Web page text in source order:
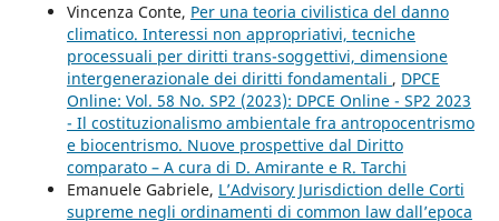
Vincenza Conte, Per una teoria civilistica del danno
climatico. Interessi non appropriativi, tecniche
processuali per diritti trans-soggettivi, dimensione
intergenerazionale dei diritti fondamentali , DPCE
Online: Vol. 58 No. SP2 (2023): DPCE Online - SP2 2023
- Il costituzionalismo ambientale fra antropocentrismo
e biocentrismo. Nuove prospettive dal Diritto
comparato – A cura di D. Amirante e R. Tarchi
Emanuele Gabriele, L’Advisory Jurisdiction delle Corti
supreme negli ordinamenti di common law dall’epoca